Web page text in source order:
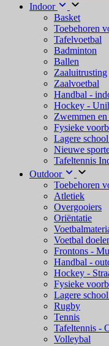
Indoor
Basket
Toebehoren
Tafelvoetbal
Badminton
Ballen
Zaaluitrusting
Zaalvoetbal
Handbal -
Hockey -
Zwemmen
Fysieke
Lagere
Nieuwe
Tafeltennis
Outdoor
Toebehoren
Atletiek
Overgooiers
Oriëntatie
Voetbal
Frontons -
Handbal -
Hockey -
Fysieke
Lagere
Rugby
Tennis
Tafeltennis -
Volleybal